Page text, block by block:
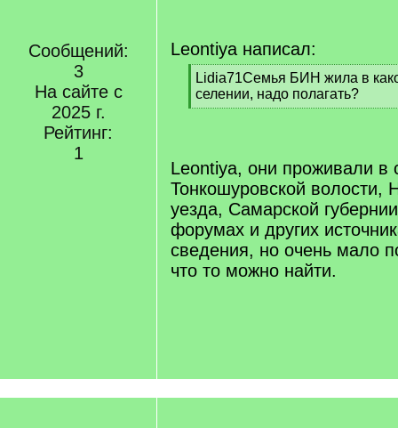
Сообщений:
3
На сайте с
2025 г.
Рейтинг:
1
Leontiya написал:
[
q
]
Lidia71Семья БИН жила в
селении, надо полагать?
[
Leontiya, они проживали в
Тонкошуровской волости,
уезда, Самарской
форумах и других
сведения, но очень мало
что то можно найти.